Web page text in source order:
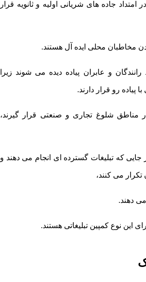
در امتداد جاده های شریانی اولیه و ثانویه قرار
مخاطبان محلی ایده آل هستند.
و عابران پیاده دیده می شوند زیرا
پیاده رو قرار دارند.
مناطق شلوغ تجاری و صنعتی قرار گیرند،
جایی که تبلیغات گسترده ای انجام می دهند و
می کنند،
دهند.
این نوع کمپین تبلیغاتی هستند.